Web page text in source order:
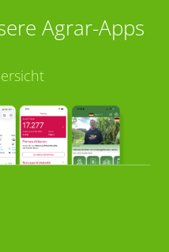
Agrar-Apps